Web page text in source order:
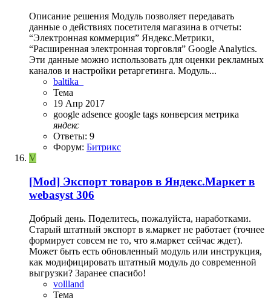
Описание решения Модуль позволяет передавать
данные о действиях посетителя магазина в отчеты:
“Электронная коммерция” Яндекс.Метрики,
“Расширенная электронная торговля” Google Analytics.
Эти данные можно использовать для оценки рекламных
каналов и настройки ретаргетинга. Модуль...
baltika_
Тема
19 Апр 2017
google adsence google tags конверсия метрика
яндекс
Ответы: 9
Форум: Битрикс
V
[Mod] Экспорт товаров в Яндекс.Маркет в
webasyst 306
Добрый день. Поделитесь, пожалуйста, наработками.
Старый штатный экспорт в я.маркет не работает (точнее
формирует совсем не то, что я.маркет сейчас ждет).
Может быть есть обновленный модуль или инструкция,
как модифицировать штатный модуль до современной
выгрузки? Заранее спасибо!
vollland
Тема